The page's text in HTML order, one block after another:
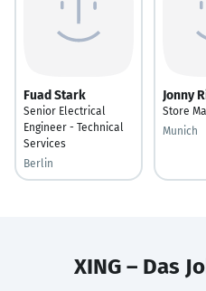
Fuad Stark
Senior Electrical
Engineer - Technical
Services
Berlin
Jonny
Store
Munich
XING – Das